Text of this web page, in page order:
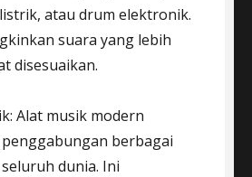
atau drum elektronik.
suara yang lebih
disesuaikan.
Alat musik modern
berbagai
dunia. Ini